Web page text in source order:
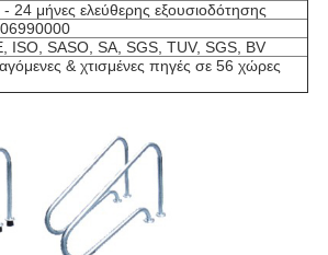
- 24 μήνες ελεύθερης εξουσιοδότησης
ISO, SASO, SA, SGS, TUV, SGS, BV
& χτισμένες πηγές σε 56 χώρες